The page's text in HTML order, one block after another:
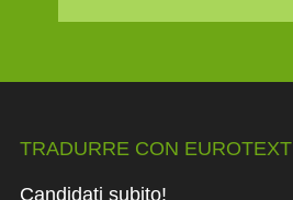
TRADURRE CON EUROTEXT
Candidati subito!